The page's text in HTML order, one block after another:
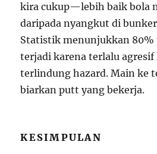
kira cukup—lebih baik bola
daripada nyangkut di
Statistik menunjukkan 80%
terjadi karena terlalu agresif
terlindung hazard. Main ke
biarkan putt yang bekerja.
KESIMPULAN